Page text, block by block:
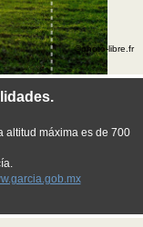
altitud máxima es de 700
©photo-libre.fr